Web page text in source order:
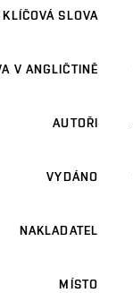
KLÍČOVÁ SLOVA
V ANGLIČTINĚ
AUTOŘI
VYDÁNO
NAKLADATEL
MÍSTO